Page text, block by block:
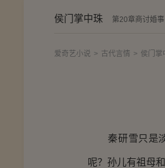
侯门掌中珠 第20章商讨婚事
爱奇艺小说 > 古代言情 > 侯门掌
秦研雪只是淡
呢？孙儿有祖母